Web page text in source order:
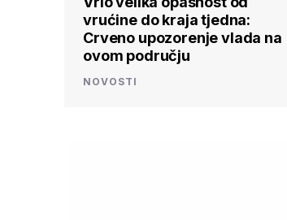
vrućine do kraja tjedna:
Crveno upozorenje vlada na
ovom području
NOVOSTI